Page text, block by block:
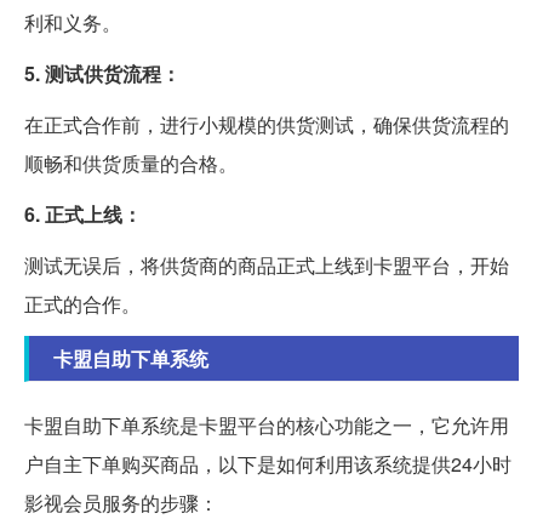
利和义务。
5. 测试供货流程：
在正式合作前，进行小规模的供货测试，确保供货流程的
顺畅和供货质量的合格。
6. 正式上线：
测试无误后，将供货商的商品正式上线到卡盟平台，开始
正式的合作。
卡盟自助下单系统
卡盟自助下单系统是卡盟平台的核心功能之一，它允许用
户自主下单购买商品，以下是如何利用该系统提供24小时
影视会员服务的步骤：